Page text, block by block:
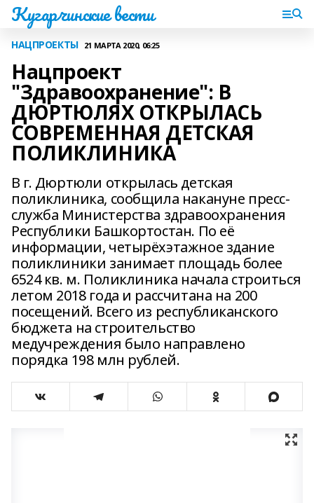
Кугарчинские вести
НАЦПРОЕКТЫ 21 МАРТА 2020, 06:25
Нацпроект
"Здравоохранение": В
ДЮРТЮЛЯХ ОТКРЫЛАСЬ
СОВРЕМЕННАЯ ДЕТСКАЯ
ПОЛИКЛИНИКА
В г. Дюртюли открылась детская
поликлиника, сообщила накануне пресс-
служба Министерства здравоохранения
Республики Башкортостан. По её
информации, четырёхэтажное здание
поликлиники занимает площадь более
6524 кв. м. Поликлиника начала строиться
летом 2018 года и рассчитана на 200
посещений. Всего из республиканского
бюджета на строительство
медучреждения было направлено
порядка 198 млн рублей.